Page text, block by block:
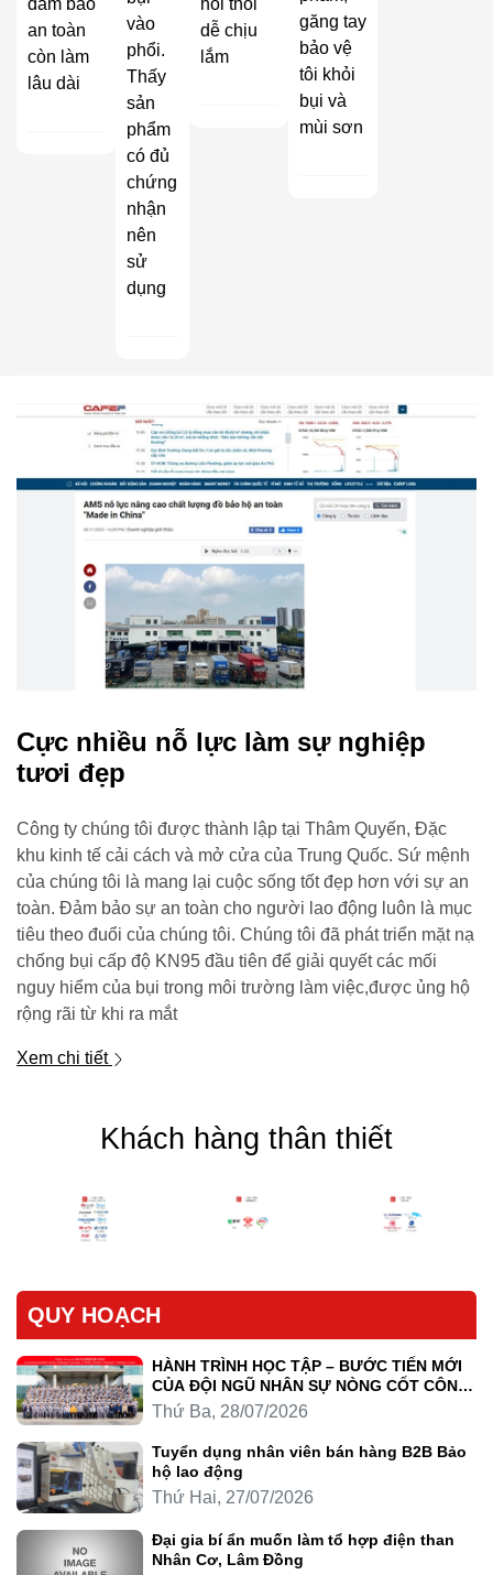
an toàn
còn làm
lâu dài
vào
phổi.
Thấy
sản
phẩm
có đủ
chứng
nhận
nên
sử
dụng
dễ chịu
lắm
găng tay
bảo vệ
tôi khỏi
bụi và
mùi sơn
Cực nhiều nỗ lực làm sự nghiệp
tươi đẹp
Công ty chúng tôi được thành lập tại Thâm Quyến, Đặc
khu kinh tế cải cách và mở cửa của Trung Quốc. Sứ mệnh
của chúng tôi là mang lại cuộc sống tốt đẹp hơn với sự an
toàn. Đảm bảo sự an toàn cho người lao động luôn là mục
tiêu theo đuổi của chúng tôi. Chúng tôi đã phát triển mặt nạ
chống bụi cấp độ KN95 đầu tiên để giải quyết các mối
nguy hiểm của bụi trong môi trường làm việc,được ủng hộ
rộng rãi từ khi ra mắt
Xem chi tiết
Khách hàng thân thiết
QUY HOẠCH
HÀNH TRÌNH HỌC TẬP – BƯỚC TIẾN MỚI
CỦA ĐỘI NGŨ NHÂN SỰ NÒNG CỐT CÔNG
TY LUYỆN KIM TRẦN HỒNG QUÂN
Thứ Ba, 28/07/2026
Tuyển dụng nhân viên bán hàng B2B Bảo
hộ lao động
Thứ Hai, 27/07/2026
Đại gia bí ẩn muốn làm tổ hợp điện than
Nhân Cơ, Lâm Đồng